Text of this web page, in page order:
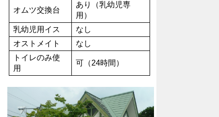
オムツ交換台
あり（乳幼児専
用）
乳幼児用イス
なし
オストメイト
なし
トイレのみ使
用
可（24時間）